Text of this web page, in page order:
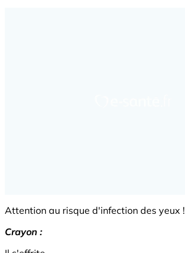
Attention au risque d'infection des yeux !
Crayon :